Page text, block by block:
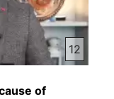
12
of